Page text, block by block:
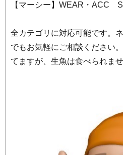
【マーシー】WEAR・ACC
全カテゴリに対応可能です。
でもお気軽にご相談ください
てますが、生魚は食べられませ